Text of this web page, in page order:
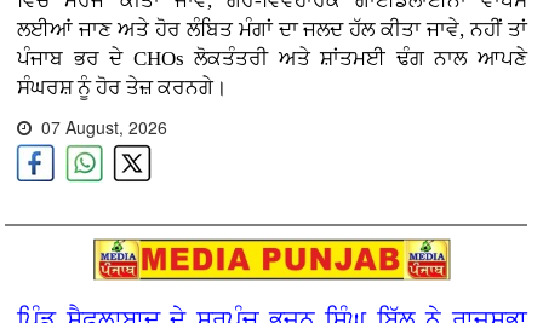
ਲਈਆਂ ਜਾਣ ਅਤੇ ਹੋਰ ਲੰਬਿਤ ਮੰਗਾਂ ਦਾ ਜਲਦ ਹੱਲ ਕੀਤਾ ਜਾਵੇ, ਨਹੀਂ ਤਾਂ
ਪੰਜਾਬ ਭਰ ਦੇ CHOs ਲੋਕਤੰਤਰੀ ਅਤੇ ਸ਼ਾਂਤਮਈ ਢੰਗ ਨਾਲ ਆਪਣੇ
ਸੰਘਰਸ਼ ਨੂੰ ਹੋਰ ਤੇਜ਼ ਕਰਨਗੇ।
07 August, 2026